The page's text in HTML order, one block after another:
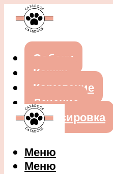
Собаки
Кошки
Кормление
Лечение
Дрессировка
Меню
Меню